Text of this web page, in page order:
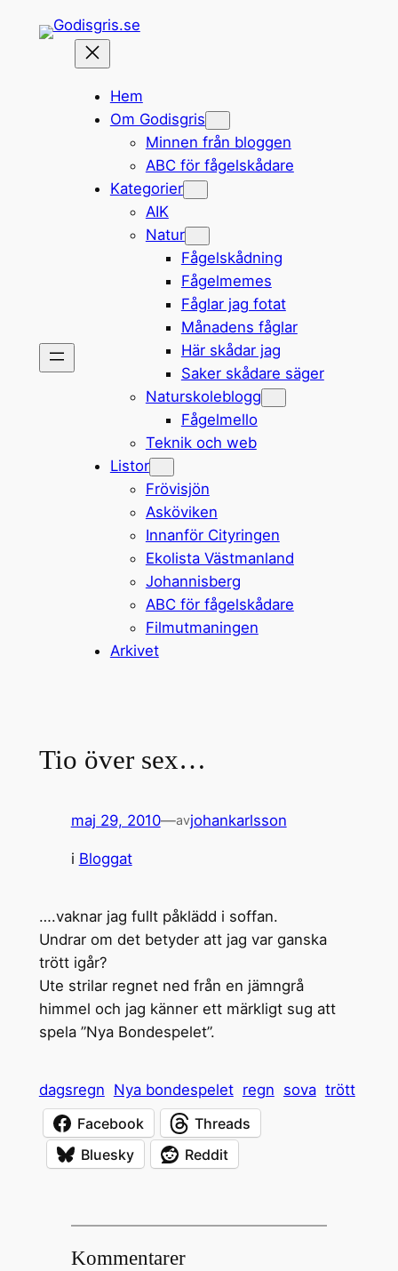
Hem
Om Godisgris
Minnen från bloggen
ABC för fågelskådare
Kategorier
AIK
Natur
Fågelskådning
Fågelmemes
Fåglar jag fotat
Månadens fåglar
Här skådar jag
Saker skådare säger
Naturskoleblogg
Fågelmello
Teknik och web
Listor
Frövisjön
Asköviken
Innanför Cityringen
Ekolista Västmanland
Johannisberg
ABC för fågelskådare
Filmutmaningen
Arkivet
Tio över sex…
maj 29, 2010—avjohankarlsson
i Bloggat
….vaknar jag fullt påklädd i soffan.
Undrar om det betyder att jag var ganska
trött igår?
Ute strilar regnet ned från en jämngrå
himmel och jag känner ett märkligt sug att
spela ”Nya Bondespelet”.
dagsregn Nya bondespelet regn sova trött
Facebook
Threads
Bluesky
Reddit
Kommentarer